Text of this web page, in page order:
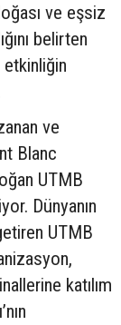
ve eşsiz
belirten
ve
Blanc
UTMB
Dünyanın
UTMB
katılım